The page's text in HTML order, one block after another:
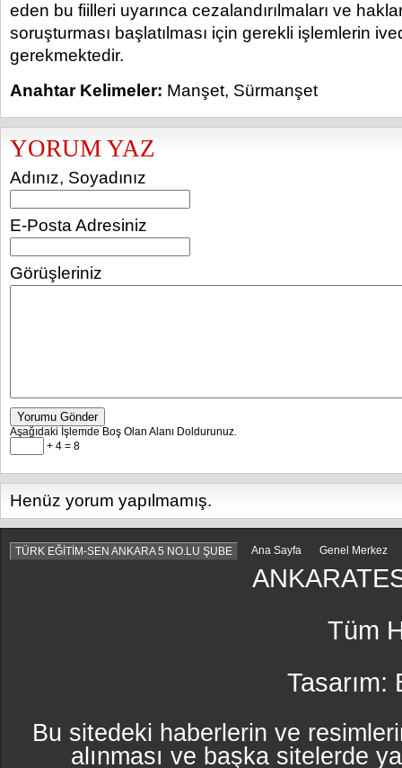
eden bu fiilleri uyarınca cezalandırılmaları ve
soruşturması başlatılması için gerekli işlemlerin
gerekmektedir.
Anahtar Kelimeler: Manşet, Sürmanşet
YORUM YAZ
Adınız, Soyadınız
E-Posta Adresiniz
Görüşleriniz
Yorumu Gönder
Aşağıdaki İşlemde Boş Olan Alanı Doldurunuz.
+ 4 = 8
Henüz yorum yapılmamış.
TÜRK EĞİTİM-SEN ANKARA 5 NO.LU ŞUBE Ana Sayfa Genel Merkez
Tüm
Tasarım:
Bu sitedeki haberlerin ve
alınması ve başka sitelerde